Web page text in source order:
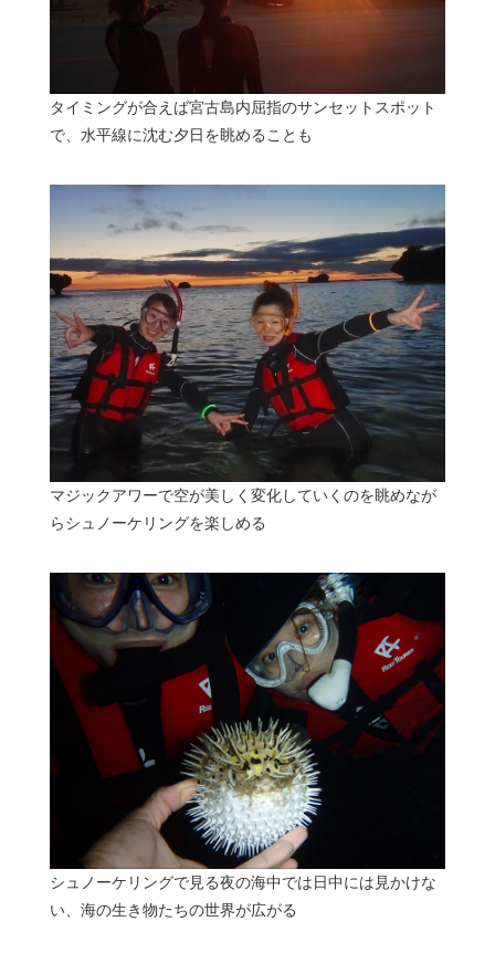
タイミングが合えば宮古島内屈指のサンセットスポット
で、水平線に沈む夕日を眺めることも
マジックアワーで空が美しく変化していくのを眺めなが
らシュノーケリングを楽しめる
シュノーケリングで見る夜の海中では日中には見かけな
い、海の生き物たちの世界が広がる